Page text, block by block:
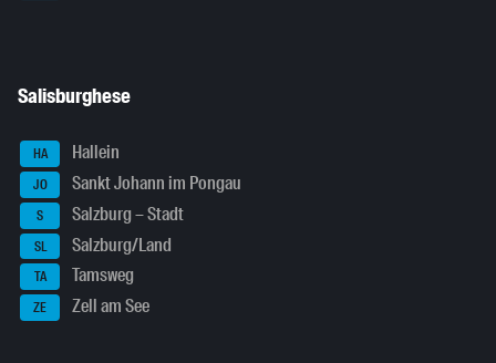
Salisburghese
HA Hallein
JO Sankt Johann im Pongau
S Salzburg – Stadt
SL Salzburg/Land
TA Tamsweg
ZE Zell am See